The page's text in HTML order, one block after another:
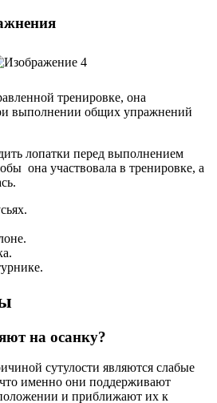
тренировке, она
выполнении общих упражнений
лопатки перед выполнением
она участвовала в тренировке, а
на осанку?
сутулости являются слабые
именно они поддерживают
и приближают их к